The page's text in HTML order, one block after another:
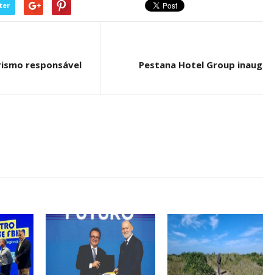
responsável Pestana Hotel Group